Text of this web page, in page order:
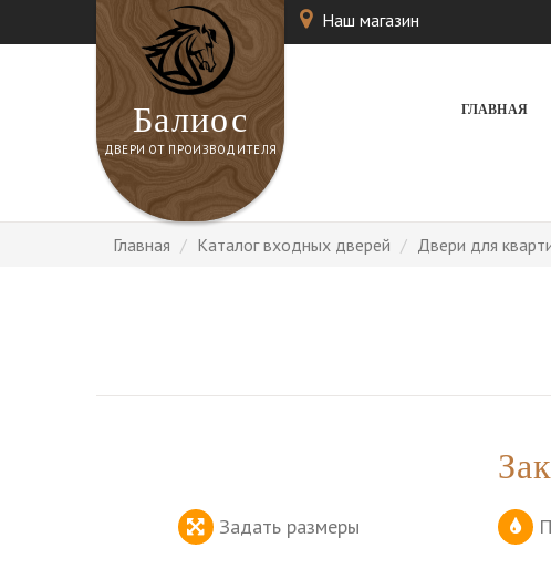
Балиос
ДВЕРИ ОТ ПРОИЗВОДИТЕЛЯ
Наш магазин
ГЛАВНАЯ
Главная Каталог входных дверей Двери для
Задать размеры